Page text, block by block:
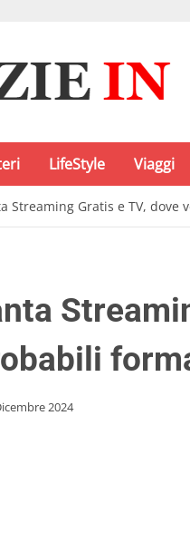
LifeStyle Viaggi
Streaming Gratis e TV,
2024